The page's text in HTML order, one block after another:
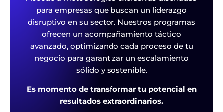
para empresas que buscan un liderazgo
disruptivo en su sector. Nuestros programas
ofrecen un acompañamiento táctico
avanzado, optimizando cada proceso de tu
negocio para garantizar un escalamiento
sólido y sostenible.
Es momento de transformar tu potencial en
resultados extraordinarios.